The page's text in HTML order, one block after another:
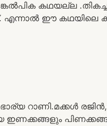
കഥയല്ല
എന്നാൽ ഈ കഥയിലെ
റാണി.മക്കൾ
ഇണക്കങ്ങളും